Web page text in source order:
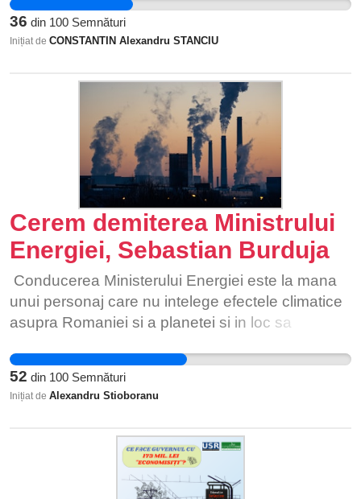
noastra!
36 din 100 Semnături
Inițiat de CONSTANTIN Alexandru STANCIU
Cerem demiterea Ministrului
Energiei, Sebastian Burduja
Conducerea Ministerului Energiei este la mana
unui personaj care nu intelege efectele climatice
asupra Romaniei si a planetei si in loc sa
energie regenerabile, acesta deschide noi mine
de carbune si merge catre producerea energiei
electrice din combustibili fosili. Problema a mai
care mentioneaza ca acesta vrea doar sa se
asocieze cu ideile populiste si nu reflecta
realitatea climatica in care se afla Romania.
52 din 100 Semnături
Inițiat de Alexandru Stioboranu